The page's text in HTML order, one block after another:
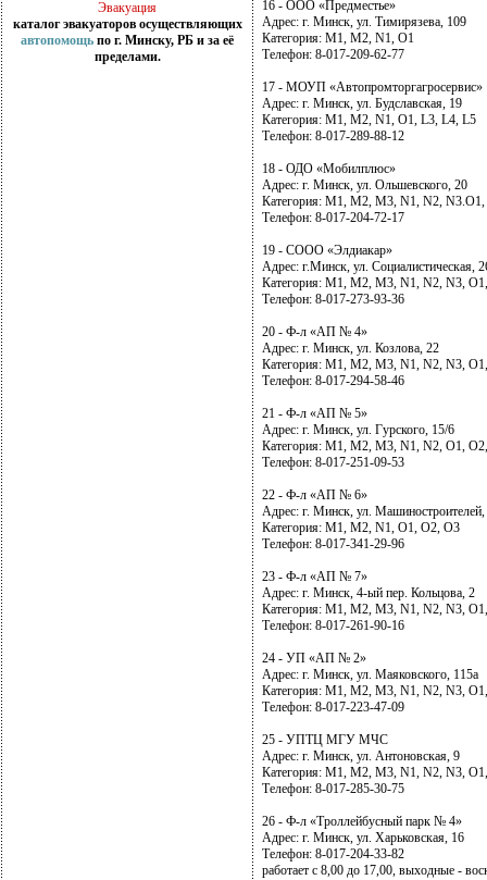
Эвакуация
каталог эвакуаторов осуществляющих
автопомощь по г. Минску, РБ и за её
пределами.
16 - ООО «Предместье»
Адрес: г. Минск, ул. Тимирязева, 109
Категория: М1, М2, N1, О1
Телефон: 8-017-209-62-77
17 - МОУП «Автопромторгагросервис»
Адрес: г. Минск, ул. Будславская, 19
Категория: М1, М2, N1, О1, L3, L4, L5
Телефон: 8-017-289-88-12
18 - ОДО «Мобилплюс»
Адрес: г. Минск, ул. Ольшевского, 20
Категория: М1, М2, М3, N1, N2,
Телефон: 8-017-204-72-17
19 - СООО «Элдиакар»
Адрес: г.Минск, ул. Социалистическая,
Категория: М1, М2, М3, N1, N2, N3,
Телефон: 8-017-273-93-36
20 - Ф-л «АП № 4»
Адрес: г. Минск, ул. Козлова, 22
Категория: М1, М2, М3, N1, N2, N3,
Телефон: 8-017-294-58-46
21 - Ф-л «АП № 5»
Адрес: г. Минск, ул. Гурского, 15/6
Категория: М1, М2, М3, N1, N2, О1,
Телефон: 8-017-251-09-53
22 - Ф-л «АП № 6»
Адрес: г. Минск, ул. Машиностроителей,
Категория: М1, М2, N1, О1, О2, О3
Телефон: 8-017-341-29-96
23 - Ф-л «АП № 7»
Адрес: г. Минск, 4-ый пер. Кольцова, 2
Категория: М1, М2, М3, N1, N2, N3,
Телефон: 8-017-261-90-16
24 - УП «АП № 2»
Адрес: г. Минск, ул. Маяковского, 115а
Категория: М1, М2, М3, N1, N2, N3,
Телефон: 8-017-223-47-09
25 - УПТЦ МГУ МЧС
Адрес: г. Минск, ул. Антоновская, 9
Категория: M1, M2, M3, N1, N2, N3,
Телефон: 8-017-285-30-75
26 - Ф-л «Tроллейбусный парк № 4»
Адрес: г. Минск, ул. Харьковская, 16
Телефон: 8-017-204-33-82
работает с 8,00 до 17,00, выходные -